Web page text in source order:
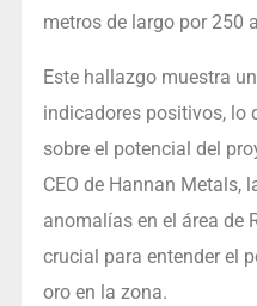
metros de largo por 250
Este hallazgo muestra
indicadores positivos, lo
sobre el potencial del
CEO de Hannan Metals,
anomalías en el área de
crucial para entender el
oro en la zona.